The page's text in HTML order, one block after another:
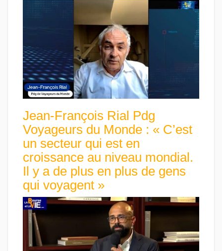
Jean-François Rial Pdg
Voyageurs du Monde : « C’est
un secteur qui est en
croissance au niveau mondial.
Il y a de plus en plus de gens
qui voyagent »